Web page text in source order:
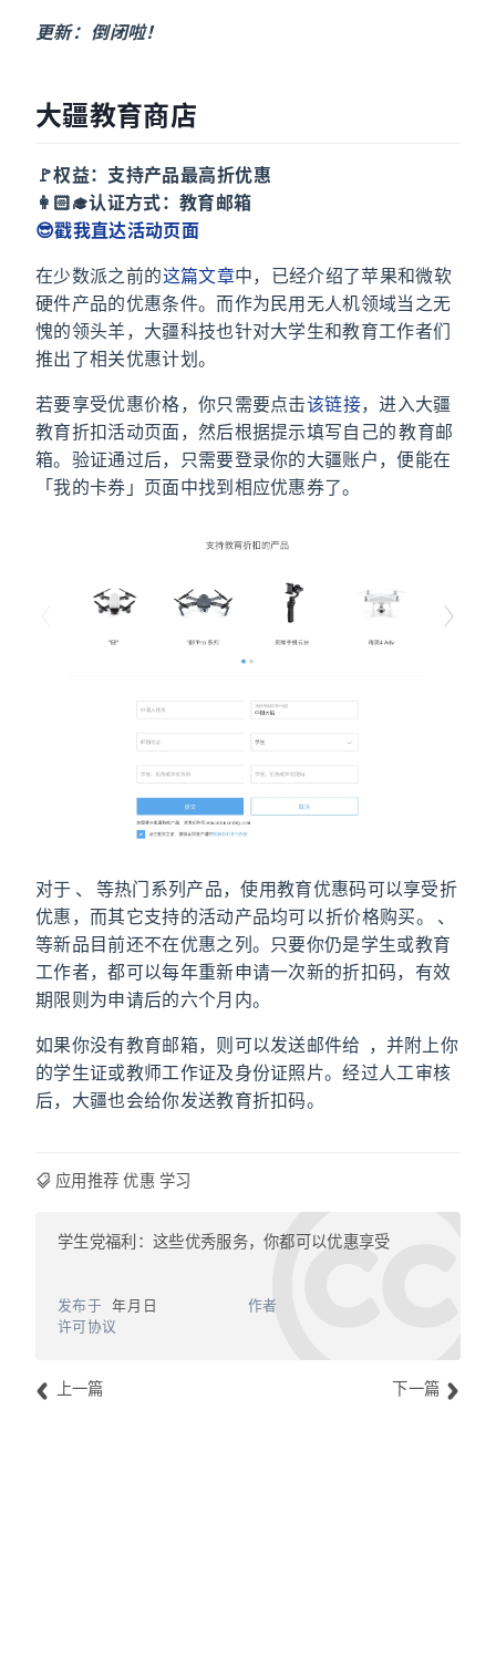
更新：ofo 倒闭啦！
大疆教育商店
🚩权益：支持产品最高 9 折优惠
👩🏻‍🎓认证方式：教育邮箱
😎戳我直达活动页面
在少数派之前的这篇文章中，已经介绍了苹果和微软
硬件产品的优惠条件。而作为民用无人机领域当之无
愧的领头羊，大疆科技也针对大学生和教育工作者们
推出了相关优惠计划。
若要享受优惠价格，你只需要点击该链接，进入大疆
教育折扣活动页面，然后根据提示填写自己的 .edu 教育邮
箱。验证通过后，只需要登录你的大疆账户，便能在
「我的卡券」页面中找到相应优惠券了。
对于 Mavic Pro、Phantom 等热门系列产品，使用教育优惠码可以享受 9.5 折
优惠，而其它支持的活动产品均可以 9 折价格购买。Mavic Air、Tello
等新品目前还不在优惠之列。只要你仍是学生或教育
工作者，都可以每年重新申请一次新的折扣码，有效
期限则为申请后的六个月内。
如果你没有教育邮箱，则可以发送邮件给
，并附上你
的学生证或教师工作证及身份证照片。经过人工审核
后，大疆也会给你发送教育折扣码。
#应用推荐 #优惠 #学习
学生党福利：这些优秀服务，你都可以优惠享受
作者
发布于
2018年3月5日
许可协议
上一篇 下一篇